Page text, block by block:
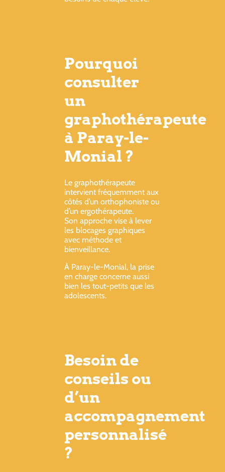
Pourquoi
consulter
un
graphothérapeute
à Paray-le-
Monial ?
Le graphothérapeute
intervient fréquemment aux
côtés d’un orthophoniste ou
d’un ergothérapeute.
Son approche vise à lever
les blocages graphiques
avec méthode et
bienveillance.
À Paray-le-Monial, la prise
en charge concerne aussi
bien les tout-petits que les
adolescents.
Besoin de
conseils ou
d’un
accompagnement
personnalisé
?